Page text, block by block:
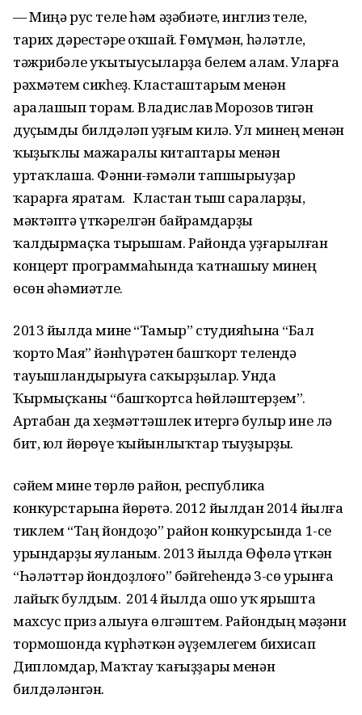
— Миңә рус теле һәм әҙәбиәте, инглиз теле,
тарих дәрестәре оҡшай. Ғөмүмән, һәләтле,
тәжрибәле уҡытыусыларҙа белем алам. Уларға
рәхмәтем сикһеҙ. Класташтарым менән
аралашып торам. Владислав Морозов тигән
дуҫымды билдәләп уҙғым килә. Ул минең менән
ҡыҙыҡлы мажаралы китаптары менән
уртаҡлаша. Фәнни-ғәмәли тапшырыуҙар
ҡарарға яратам. Кластан тыш сараларҙы,
мәктәптә үткәрелгән байрамдарҙы
ҡалдырмаҫҡа тырышам. Районда уҙғарылған
концерт программаһында ҡатнашыу минең
өсөн әһәмиәтле.
2013 йылда мине “Тамыр” студияһына “Бал
ҡорто Мая” йәнһүрәтен башҡорт телендә
тауышландырыуға саҡырҙылар. Унда
Ҡырмыҫҡаны “башҡортса һөйләштерҙем”.
Артабан да хеҙмәттәшлек итергә булыр ине лә
бит, юл йөрөүе ҡыйынлыҡтар тыуҙырҙы.
Әсәйем мине төрлө район, республика
конкурстарына йөрөтә. 2012 йылдан 2014 йылға
тиклем “Таң йондоҙо” район конкурсында 1-се
урындарҙы яуланым. 2013 йылда Өфөлә үткән
“Һәләттәр йондоҙлоғо” бәйгеһендә 3-сө урынға
лайыҡ булдым. Ә 2014 йылда ошо уҡ ярышта
махсус приз алыуға өлгәштем. Райондың мәҙәни
тормошонда күрһәткән әүҙемлегем бихисап
Дипломдар, Маҡтау ҡағыҙҙары менән
билдәләнгән.